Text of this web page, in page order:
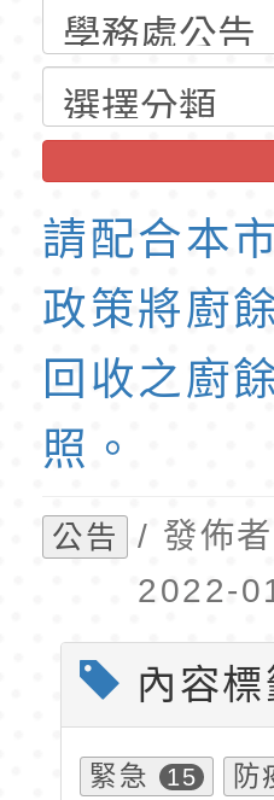
育專業
理人員
梯特教
公告(尚
錄取公
民小學
班教師
東門國
梯特教
公告(尚
東門國
第1學期
招錄取
請配合本
政策將廚
回收之廚
照。
公告
/ 發佈
2022-
內容標
緊急 15 防